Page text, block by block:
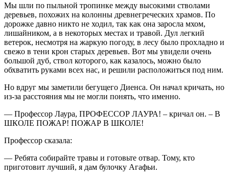
Мы шли по пыльной тропинке между высокими стволами
деревьев, похожих на колонны древнегреческих храмов. По
дорожке давно никто не ходил, так как она заросла мхом,
лишайником, а в некоторых местах и травой. Дул легкий
ветерок, несмотря на жаркую погоду, в лесу было прохладно и
свежо в тени крон старых деревьев. Вот мы увидели очень
большой дуб, ствол которого, как казалось, можно было
обхватить руками всех нас, и решили расположиться под ним.
Но вдруг мы заметили бегущего Диенса. Он начал кричать, но
из-за расстояния мы не могли понять, что именно.
— Профессор Лаура, ПРОФЕССОР ЛАУРА! – кричал он. – В
ШКОЛЕ ПОЖАР! ПОЖАР В ШКОЛЕ!
Профессор сказала:
— Ребята собирайте травы и готовьте отвар. Тому, кто
приготовит лучший, я дам булочку Агафьи.